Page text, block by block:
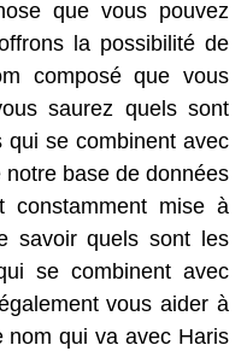
que vous pouvez
la possibilité de
composé que vous
saurez quels sont
qui se combinent avec
base de données
constamment mise à
savoir quels sont les
se combinent avec
vous aider à
nom qui va avec Haris